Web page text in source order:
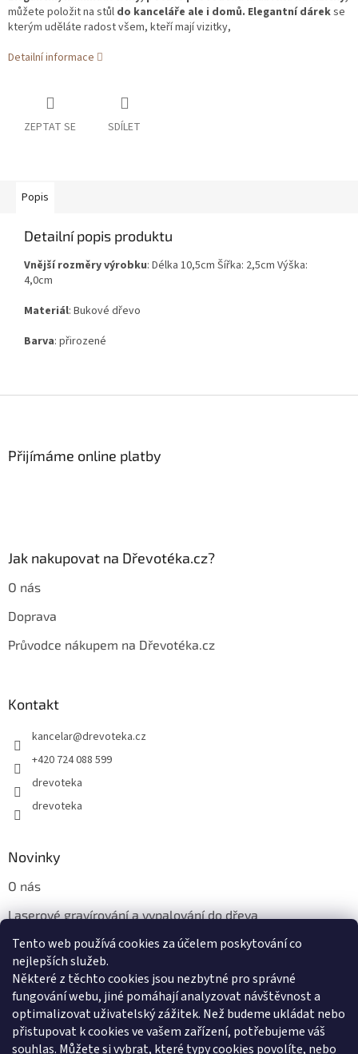
Tento web používá cookies za účelem poskytování co
nejlepších služeb.
Některé z těchto cookies jsou nezbytné pro správné
fungování webu, jiné pomáhají analyzovat návštěvnost a
optimalizovat uživatelský zážitek. Než budeme ukládat nebo
přistupovat k cookies ve vašem zařízení, potřebujeme váš
souhlas. Můžete si vybrat, které typy cookies povolíte, nebo
můžete položit na stůl do kanceláře ale i domů. Elegantní dárekse
kterým uděláte radost všem, kteří mají vizitky,
Detailní informace
ZEPTAT SE SDÍLET
Popis
Detailní popis produktu
Vnější rozměry výrobku: Délka 10,5cm Šířka: 2,5cm Výška:
4,0cm
Materiál: Bukové dřevo
Barva: přirozené
Přijímáme online platby
Jak nakupovat na Dřevotéka.cz?
O nás
Doprava
Průvodce nákupem na Dřevotéka.cz
Kontakt
kancelar@drevoteka.cz
+420 724 088 599
drevoteka
drevoteka
Novinky
O nás
Laserové gravírování a vypalování do dřeva
Proč jíst z přírodních dřevěných talířů: Ekologická a Stylová
Volba